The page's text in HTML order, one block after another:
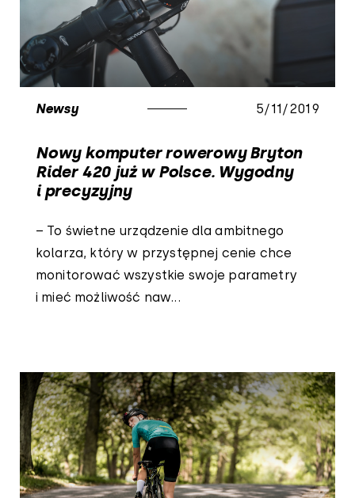
Newsy 5/11/2019
Nowy komputer rowerowy Bryton
Rider 420 już w Polsce. Wygodny
i precyzyjny
– To świetne urządzenie dla ambitnego
kolarza, który w przystępnej cenie chce
monitorować wszystkie swoje parametry
i mieć możliwość naw...